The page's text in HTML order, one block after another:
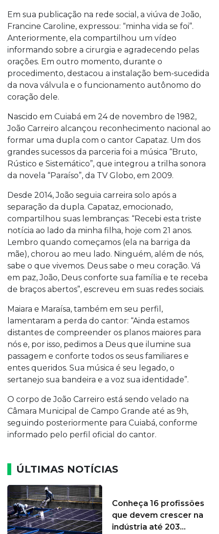
Em sua publicação na rede social, a viúva de João,
Francine Caroline, expressou: “minha vida se foi”.
Anteriormente, ela compartilhou um vídeo
informando sobre a cirurgia e agradecendo pelas
orações. Em outro momento, durante o
procedimento, destacou a instalação bem-sucedida
da nova válvula e o funcionamento autônomo do
coração dele.
Nascido em Cuiabá em 24 de novembro de 1982,
João Carreiro alcançou reconhecimento nacional ao
formar uma dupla com o cantor Capataz. Um dos
grandes sucessos da parceria foi a música “Bruto,
Rústico e Sistemático”, que integrou a trilha sonora
da novela “Paraíso”, da TV Globo, em 2009.
Desde 2014, João seguia carreira solo após a
separação da dupla. Capataz, emocionado,
compartilhou suas lembranças: “Recebi esta triste
notícia ao lado da minha filha, hoje com 21 anos.
Lembro quando começamos (ela na barriga da
mãe), chorou ao meu lado. Ninguém, além de nós,
sabe o que vivemos. Deus sabe o meu coração. Vá
em paz, João, Deus conforte sua família e te receba
de braços abertos”, escreveu em suas redes sociais.
Maiara e Maraísa, também em seu perfil,
lamentaram a perda do cantor: “Ainda estamos
distantes de compreender os planos maiores para
nós e, por isso, pedimos a Deus que ilumine sua
passagem e conforte todos os seus familiares e
entes queridos. Sua música é seu legado, o
sertanejo sua bandeira e a voz sua identidade”.
O corpo de João Carreiro está sendo velado na
Câmara Municipal de Campo Grande até as 9h,
seguindo posteriormente para Cuiabá, conforme
informado pelo perfil oficial do cantor.
ÚLTIMAS NOTÍCIAS
Conheça 16 profissões
que devem crescer na
indústria até 203...